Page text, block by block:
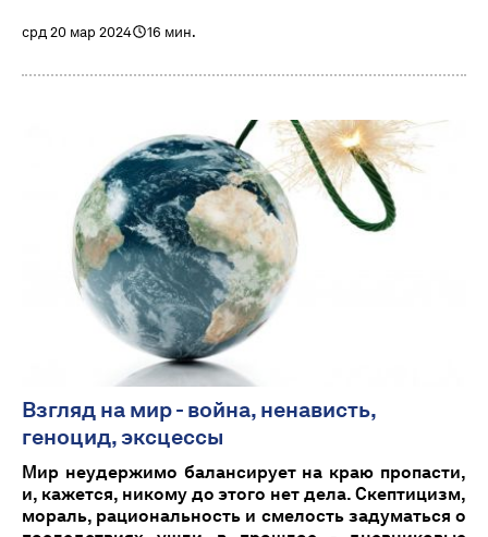
срд 20 мар 2024 16 мин.
Взгляд на мир - война, ненависть,
геноцид, эксцессы
Мир неудержимо балансирует на краю пропасти,
и, кажется, никому до этого нет дела. Скептицизм,
мораль, рациональность и смелость задуматься о